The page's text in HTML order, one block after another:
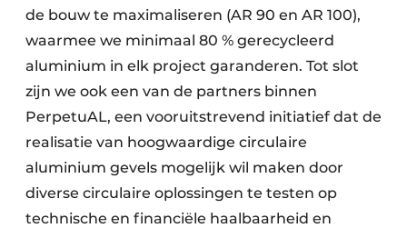
de bouw te maximaliseren (AR 90 en AR 100),
waarmee we minimaal 80 % gerecycleerd
aluminium in elk project garanderen. Tot slot
zijn we ook een van de partners binnen
PerpetuAL, een vooruitstrevend initiatief dat de
realisatie van hoogwaardige circulaire
aluminium gevels mogelijk wil maken door
diverse circulaire oplossingen te testen op
technische en financiële haalbaarheid en